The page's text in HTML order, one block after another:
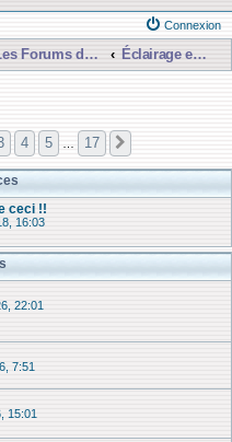
Connexion
Les Forums de Discussions
Éclairage et DMX
17 4 5 17
ceci !!
16:03
22:01
7:51
15:01